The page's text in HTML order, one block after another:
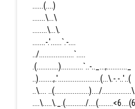
......(....)
.......\...\
........\...\.
.......-.'......`.-....
../...................`.....
.(............)............`..-.._...,..........._
..)........,.'.......................(...\.-.-..'..(
..\.... ..(...................)..../................\.
....\.....\._.(.........../....(........<6....(6